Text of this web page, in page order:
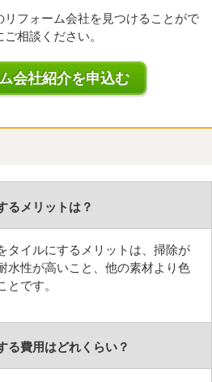
フォーム会社を見つけることがで
相談ください。
会社紹介を申込む
るメリットは？
タイルにするメリットは、掃除が
水性が高いこと、他の素材より色
です。
る費用はどれくらい？